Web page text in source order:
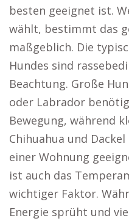
besten geeignet ist.
wählt, bestimmt das
maßgeblich. Die
Hundes sind
Beachtung. Große
oder Labrador
Bewegung, während
Chihuahua und
einer Wohnung
ist auch das
wichtiger Faktor.
Energie sprüht und